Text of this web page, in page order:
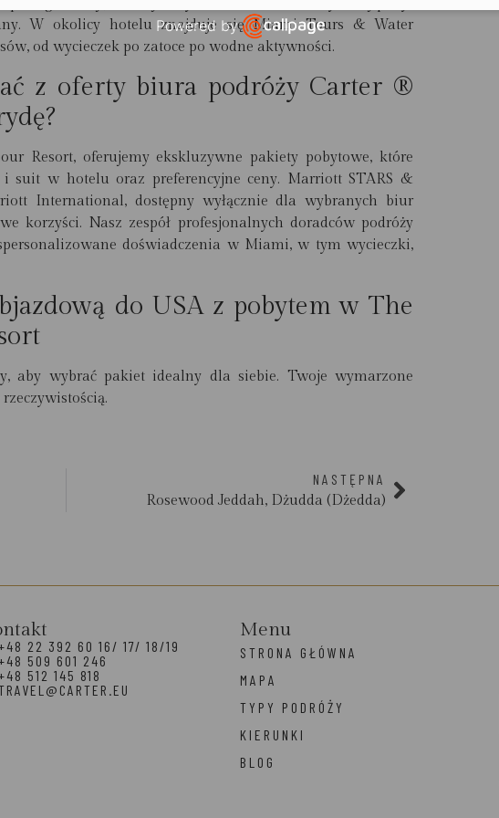
organizację atrakcji i wycieczek w Miami, aby Twój pobyt
W okolicy hotelu znajduje się Miami Tours & Water
od wycieczek po zatoce po wodne aktywności.
z oferty biura podróży Carter ®
Resort, oferujemy ekskluzywne pakiety pobytowe, które
suit w hotelu oraz preferencyjne ceny. Marriott STARS &
International, dostępny wyłącznie dla wybranych biur
korzyści. Nasz zespół profesjonalnych doradców podróży
doświadczenia w Miami, w tym wycieczki,
do USA z pobytem w The
aby wybrać pakiet idealny dla siebie. Twoje wymarzone
NASTĘPNA
Rosewood Jeddah, Dżudda (Dżedda)
22 392 60 16/ 17/ 18/19
509 601 246
512 145 818
Menu
STRONA GŁÓWNA
MAPA
TYPY PODRÓŻY
KIERUNKI
BLOG
Powered by
Open link in new window